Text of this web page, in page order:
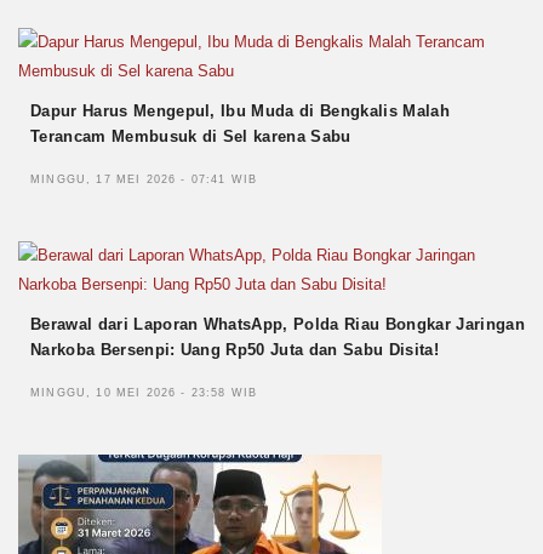
Dapur Harus Mengepul, Ibu Muda di Bengkalis Malah
Terancam Membusuk di Sel karena Sabu
MINGGU, 17 MEI 2026 - 07:41 WIB
Berawal dari Laporan WhatsApp, Polda Riau Bongkar Jaringan
Narkoba Bersenpi: Uang Rp50 Juta dan Sabu Disita!
MINGGU, 10 MEI 2026 - 23:58 WIB